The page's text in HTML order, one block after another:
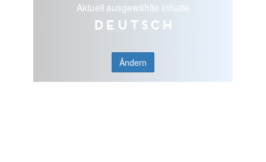
Aktuell ausgewählte Inhalte
Deutsch
Ändern